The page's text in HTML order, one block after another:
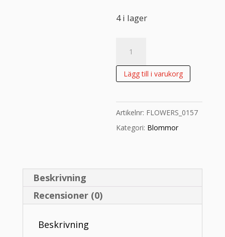
4 i lager
A3
mängd
Lägg till i varukorg
Artikelnr: FLOWERS_0157
Kategori: Blommor
Beskrivning
Recensioner (0)
Beskrivning